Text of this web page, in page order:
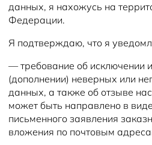
данных, я нахожусь на
Федерации.
Я подтверждаю, что я
— требование об исключении
(дополнении) неверных или
данных, а также об отзыве
может быть направлено в
письменного заявления
вложения по почтовым